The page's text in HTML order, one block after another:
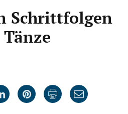
Schrittfolgen